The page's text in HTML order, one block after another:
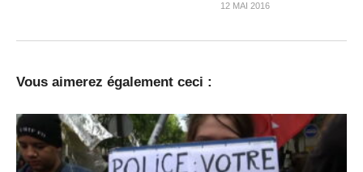
12 MAI 2016
Vous aimerez également ceci :